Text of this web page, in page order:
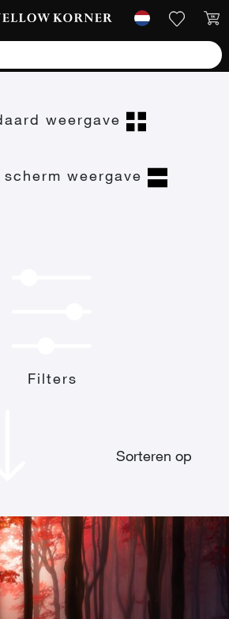
Mood
Mood
weergave
weergave
Filters
Sorteren op